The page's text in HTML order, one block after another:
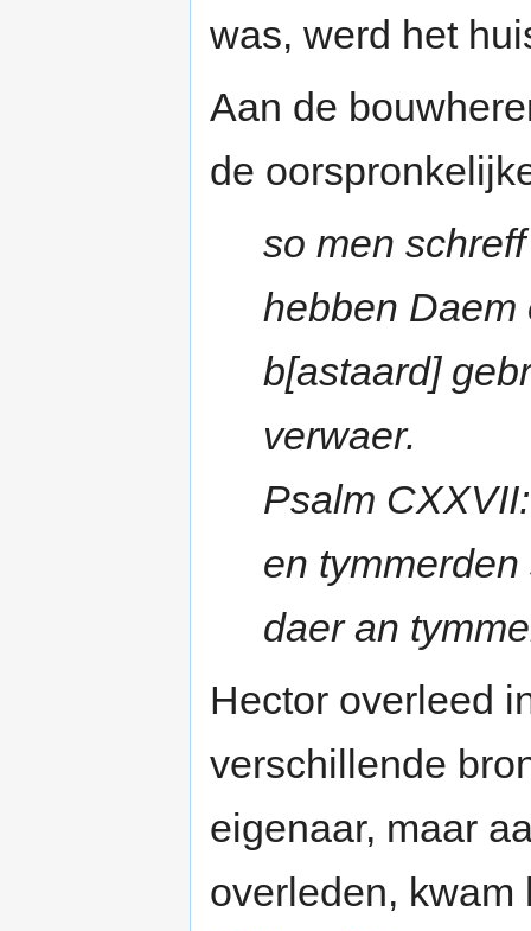
was, werd het
Aan de
de
so men
hebben Daem
b[astaard]
verwaer.
Psalm
en
daer an
Hector overleed
verschillende
eigenaar, maar
overleden,